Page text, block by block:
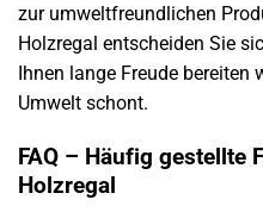
zur umweltfreundlichen
Holzregal entscheiden Sie
Ihnen lange Freude
Umwelt schont.
FAQ – Häufig gestellte
Holzregal